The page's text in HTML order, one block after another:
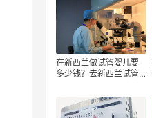
在新西兰做试管婴儿要
多少钱？去新西兰试管
不值？新西兰试管婴儿
解决生育问题！